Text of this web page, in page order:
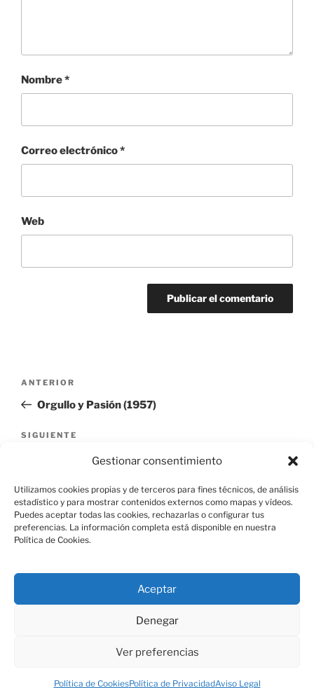
Gestionar consentimiento
Utilizamos cookies propias y de terceros para fines técnicos, de análisis
estadístico y para mostrar contenidos externos como mapas y vídeos.
Puedes aceptar todas las cookies, rechazarlas o configurar tus
preferencias. La información completa está disponible en nuestra
Política de Cookies.
Aceptar
Denegar
Ver preferencias
Política de CookiesPolítica de PrivacidadAviso Legal
Nombre*
Correo electrónico*
Web
entradas
Entrada
anterior:
ANTERIOR
Orgullo y Pasión (1957)
Siguiente
SIGUIENTE
On any sunday (1971)